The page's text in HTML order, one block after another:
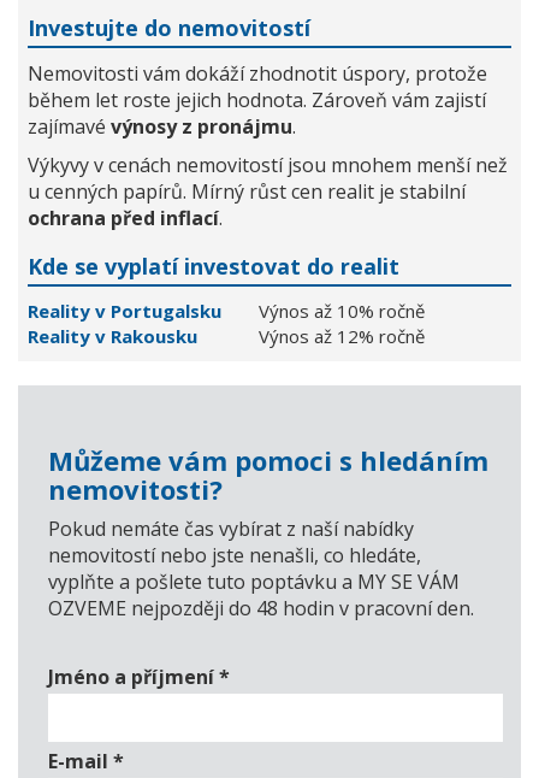
Investujte do nemovitostí
Nemovitosti vám dokáží zhodnotit úspory, protože
během let roste jejich hodnota. Zároveň vám zajistí
zajímavé výnosy z pronájmu.
Výkyvy v cenách nemovitostí jsou mnohem menší než
u cenných papírů. Mírný růst cen realit je stabilní
ochrana před inflací.
Kde se vyplatí investovat do realit
Reality v Portugalsku
Výnos až 10% ročně
Reality v Rakousku
Výnos až 12% ročně
Můžeme vám pomoci s hledáním
nemovitosti?
Pokud nemáte čas vybírat z naší nabídky
nemovitostí nebo jste nenašli, co hledáte,
vyplňte a pošlete tuto poptávku a MY SE VÁM
OZVEME nejpozději do 48 hodin v pracovní den.
Jméno a příjmení*
E-mail *